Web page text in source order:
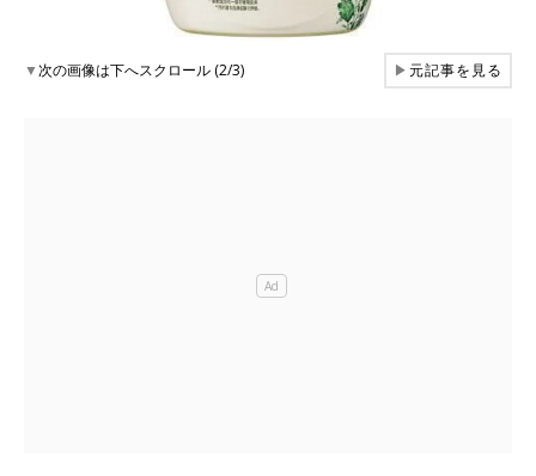
▼次の画像は下へスクロール (2/3) ▶元記事を見る